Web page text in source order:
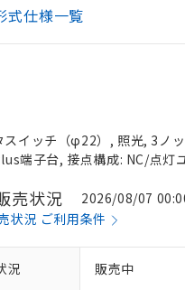
式仕様一覧
スイッチ（φ22）, 照光, 3ノ
端子台, 接点構成: NC/点灯
売状況
2026/08/07
状況 ご利用条件
況 販売中